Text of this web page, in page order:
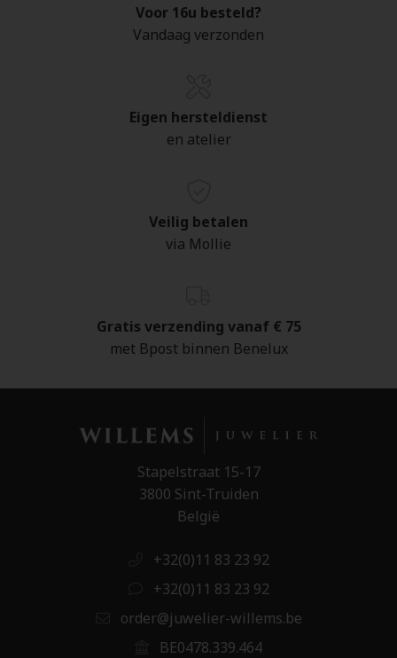
Voor 16u besteld?
Vandaag verzonden
Eigen hersteldienst
en atelier
Veilig betalen
via Mollie
Gratis verzending vanaf € 75
met Bpost binnen Benelux
Stapelstraat 15-17
3800 Sint-Truiden
België
+32(0)11 83 23 92
+32(0)11 83 23 92
order@juwelier-willems.be
BE0478.339.464